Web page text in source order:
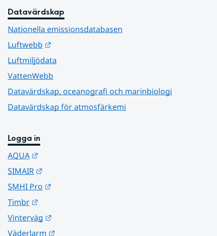
Datavärdskap
Nationella emissionsdatabasen
Luftwebb
Luftmiljödata
VattenWebb
Datavärdskap, oceanografi och marinbiologi
Datavärdskap för atmosfärkemi
Logga in
AQUA
SIMAIR
SMHI Pro
Timbr
Vinterväg
Väderlarm